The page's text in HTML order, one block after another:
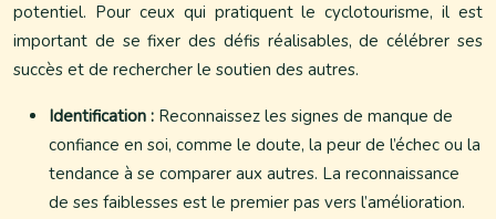
potentiel. Pour ceux qui pratiquent le cyclotourisme, il est
important de se fixer des défis réalisables, de célébrer ses
succès et de rechercher le soutien des autres.
Identification : Reconnaissez les signes de manque de
confiance en soi, comme le doute, la peur de l’échec ou la
tendance à se comparer aux autres. La reconnaissance
de ses faiblesses est le premier pas vers l’amélioration.